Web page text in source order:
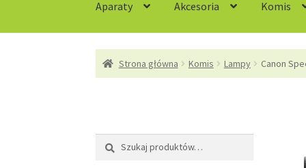
Aparaty Akcesoria Komis
Strona głównaKontaktKoszykMoje konto
Strona główna Komis Lampy Canon
Szukaj:
Szukaj